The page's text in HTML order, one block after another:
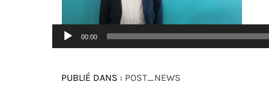
00:00
PUBLIÉ DANS : POST_NEWS